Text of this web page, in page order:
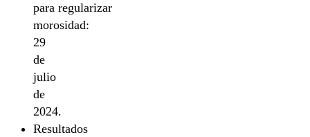
para regularizar
morosidad:
29
de
julio
de
2024.
Resultados